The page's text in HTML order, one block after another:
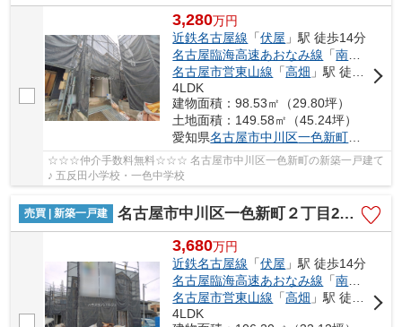
3,280万円
近鉄名古屋線 「伏屋 」駅 徒歩14分
名古屋臨海高速あおなみ線 「南荒子
名古屋市営東山線 「高畑 」駅 徒歩42分
4LDK
建物面積：98.53㎡（29.80坪）
土地面積：149.58㎡（45.24坪）
愛知県名古屋市中川区一色新町
☆☆☆仲介手数料無料☆☆☆ 名古屋市中川区一色新町の新築一戸建て
♪ 五反田小学校・一色中学校
売買 | 新築一戸建 名古屋市中川区一色新町２丁目205【仲介手数料無料】新築一戸建て 4号棟
3,680万円
近鉄名古屋線 「伏屋 」駅 徒歩14分
名古屋臨海高速あおなみ線 「南荒子
名古屋市営東山線 「高畑 」駅 徒歩42分
4LDK